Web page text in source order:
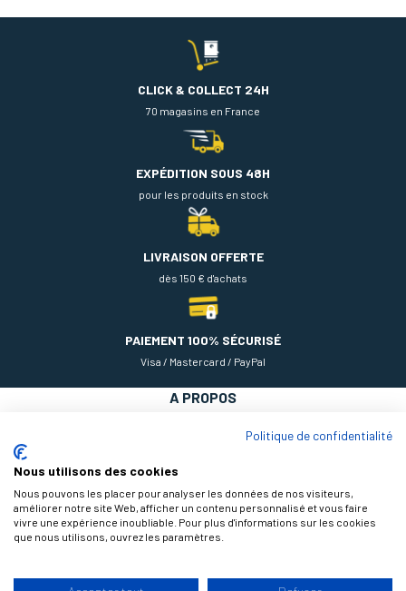
CLICK & COLLECT 24H
70 magasins en France
EXPÉDITION SOUS 48H
pour les produits en stock
LIVRAISON OFFERTE
dès 150 € d'achats
PAIEMENT 100% SÉCURISÉ
Visa / Mastercard / PayPal
A PROPOS
Politique de confidentialité
Nous utilisons des cookies
Nous pouvons les placer pour analyser les données de nos visiteurs,
améliorer notre site Web, afficher un contenu personnalisé et vous faire
vivre une expérience inoubliable. Pour plus d'informations sur les cookies
que nous utilisons, ouvrez les paramètres.